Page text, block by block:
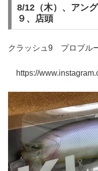
8/12（木）、アン
９、店頭
クラッシュ9 プロブル
https://